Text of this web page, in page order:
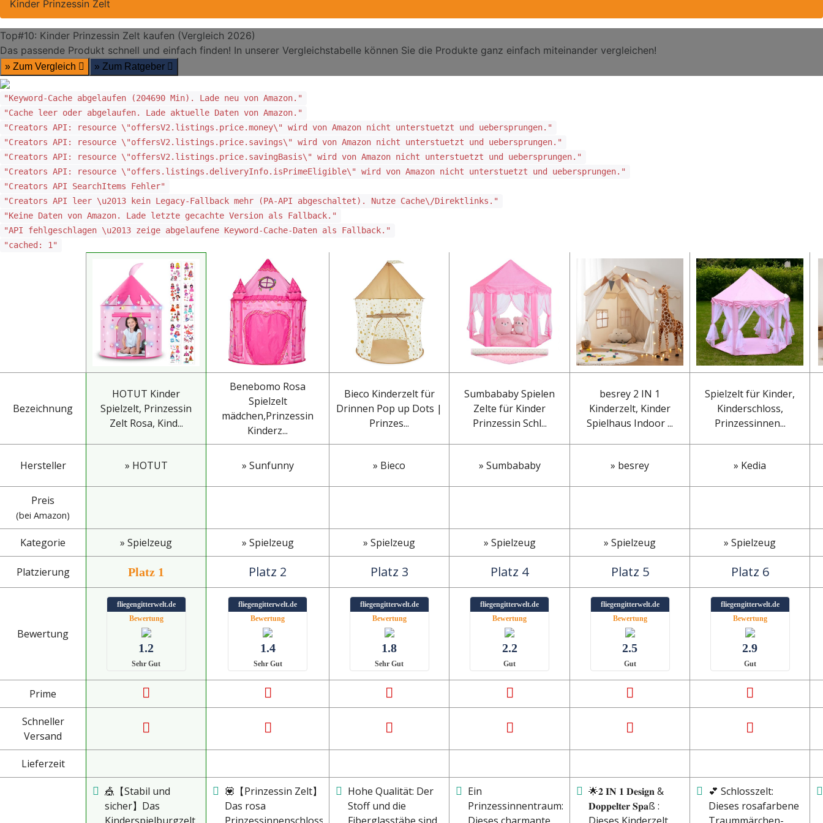
Kinder Prinzessin Zelt
Top#10: Kinder Prinzessin Zelt kaufen (Vergleich 2026)
Das passende Produkt schnell und einfach finden! In unserer Vergleichstabelle können Sie die Produkte ganz einfach miteinander vergleichen!
» Zum Vergleich » Zum Ratgeber
"Keyword-Cache abgelaufen (204690 Min). Lade neu von Amazon."
"Cache leer oder abgelaufen. Lade aktuelle Daten von Amazon."
"Creators API: resource \"offersV2.listings.price.money\" wird von Amazon nicht unterstuetzt und uebersprungen."
"Creators API: resource \"offersV2.listings.price.savings\" wird von Amazon nicht unterstuetzt und uebersprungen."
"Creators API: resource \"offersV2.listings.price.savingBasis\" wird von Amazon nicht unterstuetzt und uebersprungen."
"Creators API: resource \"offers.listings.deliveryInfo.isPrimeEligible\" wird von Amazon nicht unterstuetzt und uebersprungen."
"Creators API SearchItems Fehler"
"Creators API leer \u2013 kein Legacy-Fallback mehr (PA-API abgeschaltet). Nutze Cache\/Direktlinks."
"Keine Daten von Amazon. Lade letzte gecachte Version als Fallback."
"API fehlgeschlagen \u2013 zeige abgelaufene Keyword-Cache-Daten als Fallback."
"cached: 1"
Bezeichnung
HOTUT Kinder
Spielzelt, Prinzessin
Zelt Rosa, Kind...
Benebomo Rosa
Spielzelt
mädchen,Prinzessin
Kinderz...
Bieco Kinderzelt für
Drinnen Pop up Dots |
Prinzes...
Sumbababy Spielen
Zelte für Kinder
Prinzessin Schl...
besrey 2 IN 1
Kinderzelt, Kinder
Spielhaus Indoor ...
Spielzelt für Kinder,
Kinderschloss,
Prinzessinnen...
Hersteller » HOTUT » Sunfunny » Bieco » Sumbababy » besrey » Kedia
Preis
(bei Amazon)
Kategorie » Spielzeug » Spielzeug » Spielzeug » Spielzeug » Spielzeug » Spielzeug
Platzierung Platz 1 Platz 2 Platz 3 Platz 4 Platz 5 Platz 6
Bewertung
fliegengitterwelt.de
Bewertung
1.2
Sehr Gut
fliegengitterwelt.de
Bewertung
1.4
Sehr Gut
fliegengitterwelt.de
Bewertung
1.8
Sehr Gut
fliegengitterwelt.de
Bewertung
2.2
Gut
fliegengitterwelt.de
Bewertung
2.5
Gut
fliegengitterwelt.de
Bewertung
2.9
Gut
Prime
Schneller
Versand
Lieferzeit
🎪【Stabil und
sicher】Das
💟【Prinzessin Zelt】
Das rosa
Hohe Qualität: Der
Stoff und die
Ein
Prinzessinnentraum:
🌟𝟐 𝐈𝐍 𝟏 𝐃𝐞𝐬𝐢𝐠𝐧 &
𝐃𝐨𝐩𝐩𝐞𝐥𝐭𝐞𝐫 𝐒𝐩𝐚ß :
💕 Schlosszelt:
Dieses rosafarbene